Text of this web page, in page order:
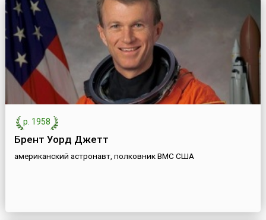
р. 1958
Брент Уорд Джетт
американский астронавт, полковник ВМС США